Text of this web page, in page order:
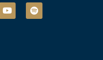
Y
o
S
p